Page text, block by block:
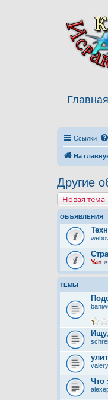
Главная
Ссылки
На
Другие
Новая тема
ОБЪЯВЛЕНИЯ
Yan
ТЕМЫ
Что